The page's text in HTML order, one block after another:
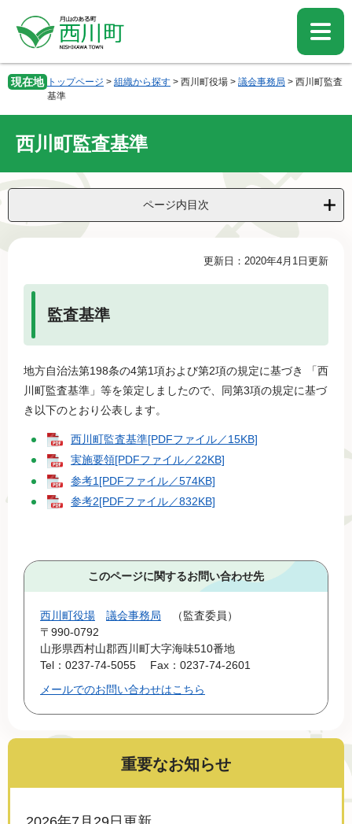
先
頭
を
飛
文
へ
現在地 トップページ > 組織から探す > 西川町役場 > 議会事務局 > 西川町監査
基準
西川町監査基準
ページ内目次
更新日：2020年4月1日更新
監査基準
地方自治法第198条の4第1項および第2項の規定に基づき 「西
川町監査基準」等を策定しましたので、同第3項の規定に基づ
き以下のとおり公表します。
西川町監査基準[PDFファイル／15KB]
実施要領[PDFファイル／22KB]
参考1[PDFファイル／574KB]
参考2[PDFファイル／832KB]
このページに関するお問い合わせ先
西川町役場 議会事務局
監査委員
〒990-0792
山形県西村山郡西川町大字海味510番地
Tel：0237-74-5055
Fax：0237-74-2601
メールでのお問い合わせはこちら
重要なお知らせ